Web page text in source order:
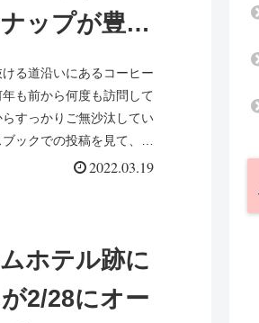
ップが豊富
る道沿いにあるコーヒー
も前から何度も訪問して
すっかりご無沙汰してい
ックでの投稿を見て、久
2022.03.19
ホテル跡に
2/28にオー